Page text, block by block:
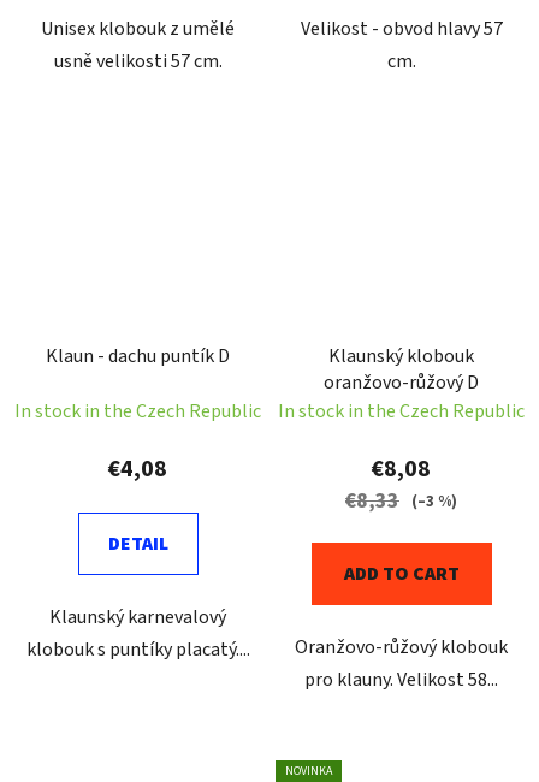
Unisex klobouk z umělé
usně velikosti 57 cm.
Velikost - obvod hlavy 57
cm.
Klaun - dachu puntík D
In stock in the Czech Republic
€4,08
DETAIL
Klaunský karnevalový
klobouk s puntíky placatý....
Klaunský klobouk
oranžovo-růžový D
In stock in the Czech Republic
€8,08
€8,33 (–3 %)
ADD TO CART
Oranžovo-růžový klobouk
pro klauny. Velikost 58...
NOVINKA